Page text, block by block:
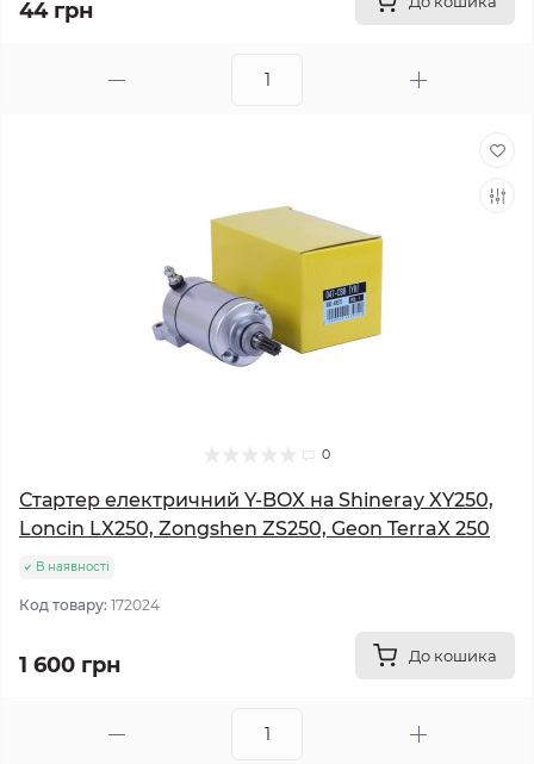
44 грн
0
Стартер електричний Y-BOX на Shineray XY250,
Loncin LX250, Zongshen ZS250, Geon TerraX 250
В наявності
Код товару: 172024
1 600 грн До кошика